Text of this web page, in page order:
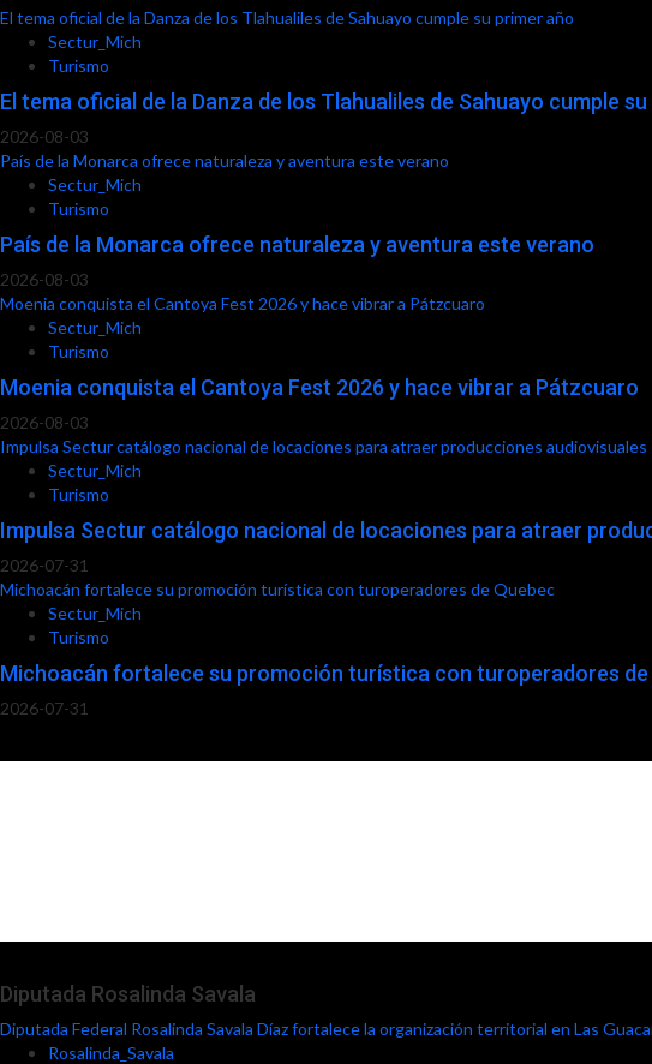
El tema oficial de la Danza de los Tlahualiles de Sahuayo cumple su primer año
Sectur_Mich
Turismo
El tema oficial de la Danza de los Tlahualiles de Sahuayo cumple
2026-08-03
País de la Monarca ofrece naturaleza y aventura este verano
Sectur_Mich
Turismo
País de la Monarca ofrece naturaleza y aventura este verano
2026-08-03
Moenia conquista el Cantoya Fest 2026 y hace vibrar a Pátzcuaro
Sectur_Mich
Turismo
Moenia conquista el Cantoya Fest 2026 y hace vibrar a Pátzcuaro
2026-08-03
Impulsa Sectur catálogo nacional de locaciones para atraer producciones audiovisuales
Sectur_Mich
Turismo
Impulsa Sectur catálogo nacional de locaciones para atraer
2026-07-31
Michoacán fortalece su promoción turística con turoperadores de Quebec
Sectur_Mich
Turismo
Michoacán fortalece su promoción turística con turoperadores de
2026-07-31
Diputada Rosalinda Savala
Diputada Federal Rosalinda Savala Díaz fortalece la organización territorial en Las
Rosalinda_Savala